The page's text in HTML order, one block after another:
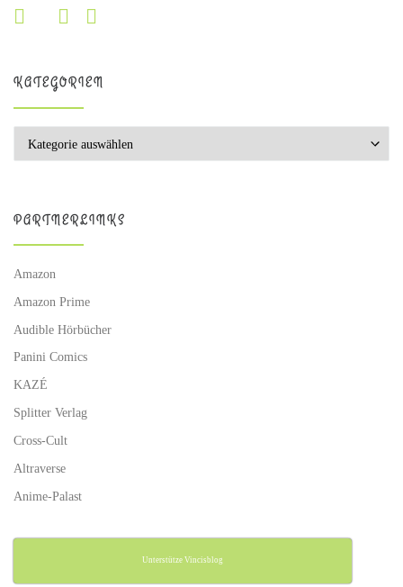
KATEGORIEN
PARTNERLINKS
Amazon
Amazon Prime
Audible Hörbücher
Panini Comics
KAZÉ
Splitter Verlag
Cross-Cult
Altraverse
Anime-Palast
Unterstütze Vincisblog